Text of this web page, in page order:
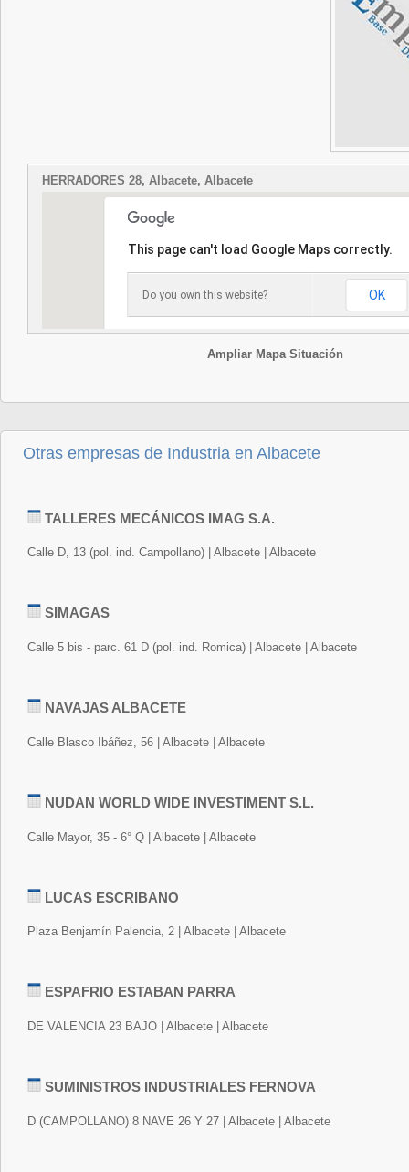
HERRADORES 28, Albacete, Albacete
This page can't load Google Maps correctly.
Do you own this website? OK
Ampliar Mapa Situación
Otras empresas de Industria en Albacete
TALLERES MECÁNICOS IMAG S.A.
Calle D, 13 (pol. ind. Campollano) | Albacete | Albacete
SIMAGAS
Calle 5 bis - parc. 61 D (pol. ind. Romica) | Albacete | Albacete
NAVAJAS ALBACETE
Calle Blasco Ibáñez, 56 | Albacete | Albacete
NUDAN WORLD WIDE INVESTIMENT S.L.
Calle Mayor, 35 - 6° Q | Albacete | Albacete
LUCAS ESCRIBANO
Plaza Benjamín Palencia, 2 | Albacete | Albacete
ESPAFRIO ESTABAN PARRA
DE VALENCIA 23 BAJO | Albacete | Albacete
SUMINISTROS INDUSTRIALES FERNOVA
D (CAMPOLLANO) 8 NAVE 26 Y 27 | Albacete | Albacete